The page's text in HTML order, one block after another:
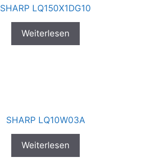
SHARP LQ150X1DG10
Weiterlesen
SHARP LQ10W03A
Weiterlesen